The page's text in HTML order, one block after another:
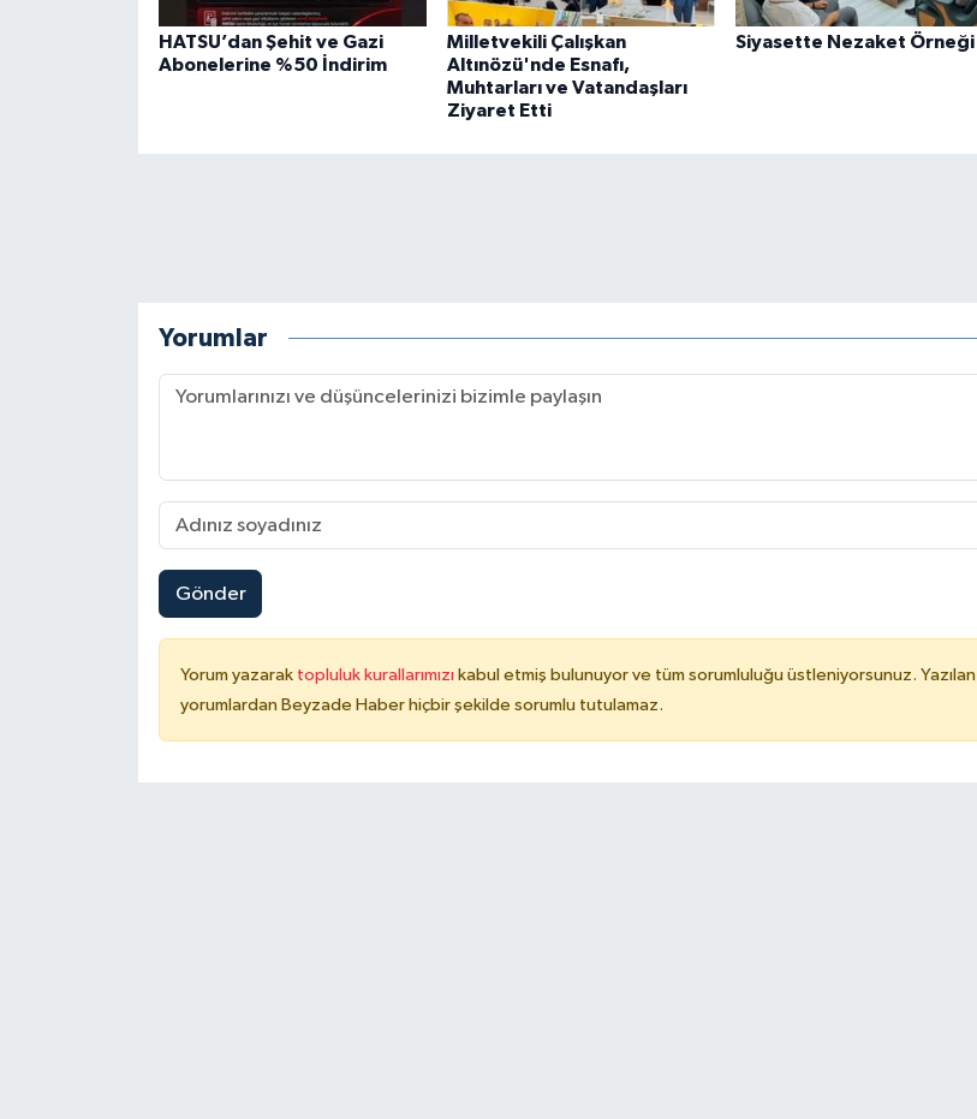
HATSU’dan Şehit ve Gazi
Abonelerine %50 İndirim
Milletvekili Çalışkan
Altınözü'nde Esnafı,
Muhtarları ve Vatandaşları
Ziyaret Etti
Siyasette Nezaket Örneği
Yorumlar
Gönder
Yorum yazarak topluluk kurallarımızı kabul etmiş bulunuyor ve tüm sorumluluğu üstleniyorsunuz. Yazılan
yorumlardan Beyzade Haber hiçbir şekilde sorumlu tutulamaz.